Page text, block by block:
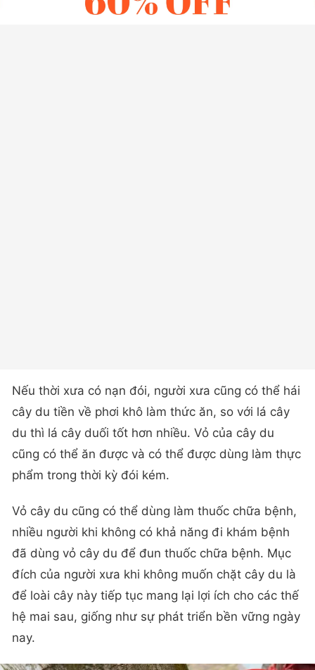
Nếu thời xưa có nạn đói, người xưa cũng có thể hái
cây du tiền về phơi khô làm thức ăn, so với lá cây
du thì lá cây duối tốt hơn nhiều. Vỏ của cây du
cũng có thể ăn được và có thể được dùng làm thực
phẩm trong thời kỳ đói kém.
Vỏ cây du cũng có thể dùng làm thuốc chữa bệnh,
nhiều người khi không có khả năng đi khám bệnh
đã dùng vỏ cây du để đun thuốc chữa bệnh. Mục
đích của người xưa khi không muốn chặt cây du là
để loài cây này tiếp tục mang lại lợi ích cho các thế
hệ mai sau, giống như sự phát triển bền vững ngày
nay.